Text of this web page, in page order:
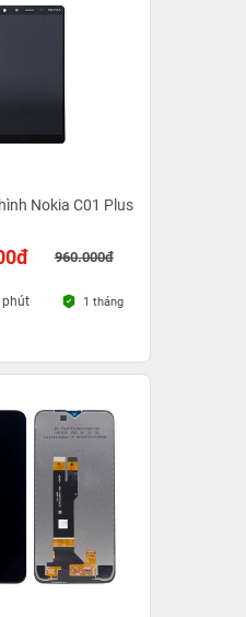
Nokia C01 Plus
960.000đ
phút 1 tháng